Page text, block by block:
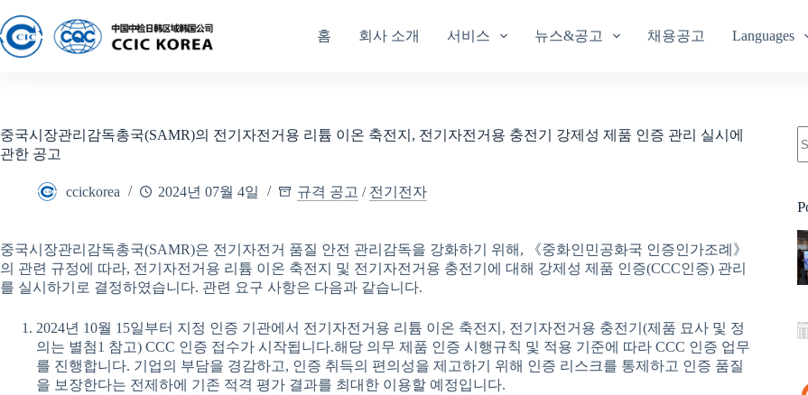
홈 회사 소개 서비스 뉴스&공고 채용공고 Languages
중국시장관리감독총국(SAMR)의 전기자전거용 리튬 이온 축전지, 전기자전거용 충전기 강제성 제품 인증 관리 실시에
관한 공고
ccickorea 2024년 07월 4일 규격 공고 / 전기전자
중국시장관리감독총국(SAMR)은 전기자전거 품질 안전 관리감독을 강화하기 위해, 《중화인민공화국 인증인가조례》
의 관련 규정에 따라, 전기자전거용 리튬 이온 축전지 및 전기자전거용 충전기에 대해 강제성 제품 인증(CCC인증) 관리
를 실시하기로 결정하였습니다. 관련 요구 사항은 다음과 같습니다.
2024년 10월 15일부터 지정 인증 기관에서 전기자전거용 리튬 이온 축전지, 전기자전거용 충전기(제품 묘사 및 정
의는 별첨1 참고) CCC 인증 접수가 시작됩니다.해당 의무 제품 인증 시행규칙 및 적용 기준에 따라 CCC 인증 업무
를 진행합니다. 기업의 부담을 경감하고, 인증 취득의 편의성을 제고하기 위해 인증 리스크를 통제하고 인증 품질
을 보장한다는 전제하에 기존 적격 평가 결과를 최대한 이용할 예정입니다.